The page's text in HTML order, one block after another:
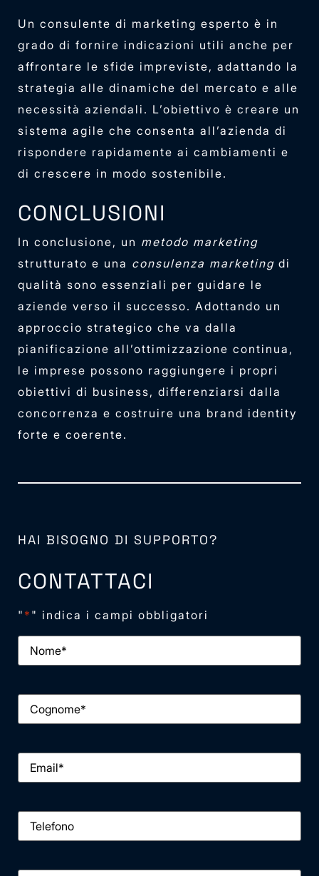
Un consulente di marketing esperto è in
grado di fornire indicazioni utili anche per
affrontare le sfide impreviste, adattando la
strategia alle dinamiche del mercato e alle
necessità aziendali. L’obiettivo è creare un
sistema agile che consenta all’azienda di
rispondere rapidamente ai cambiamenti e
di crescere in modo sostenibile.
CONCLUSIONI
In conclusione, un metodo marketing
strutturato e una consulenza marketing di
qualità sono essenziali per guidare le
aziende verso il successo. Adottando un
approccio strategico che va dalla
pianificazione all’ottimizzazione continua,
le imprese possono raggiungere i propri
obiettivi di business, differenziarsi dalla
concorrenza e costruire una brand identity
forte e coerente.
HAI BISOGNO DI SUPPORTO?
CONTATTACI
" * " indica i campi obbligatori
Nome*
Cognome*
Email*
Telefono